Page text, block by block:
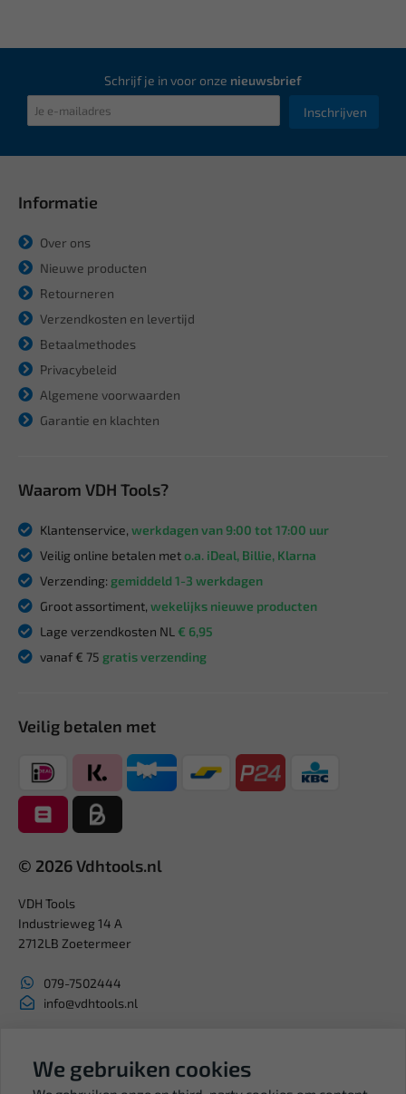
Schrijf je in voor onze nieuwsbrief
Inschrijven
Informatie
Over ons
Nieuwe producten
Retourneren
Verzendkosten en levertijd
Betaalmethodes
Privacybeleid
Algemene voorwaarden
Garantie en klachten
Waarom VDH Tools?
Klantenservice, werkdagen van 9:00 tot 17:00 uur
Veilig online betalen meto.a. iDeal, Billie, Klarna
Verzending: gemiddeld 1-3 werkdagen
Groot assortiment, wekelijks nieuwe producten
Lage verzendkosten NL € 6,95
vanaf € 75 gratis verzending
Veilig betalen met
© 2026 Vdhtools.nl
VDH Tools
Industrieweg 14 A
2712LB Zoetermeer
079-7502444
info@vdhtools.nl
BTW: NL819958657B01
We gebruiken cookies